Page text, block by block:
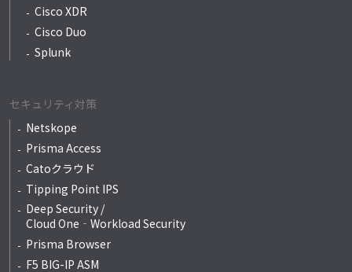
Cisco XDR
Cisco Duo
Splunk
セキュリティ対策
Netskope
Prisma Access
Catoクラウド
Tipping Point IPS
Deep Security /
Cloud One‐Workload Security
Prisma Browser
F5 BIG-IP ASM